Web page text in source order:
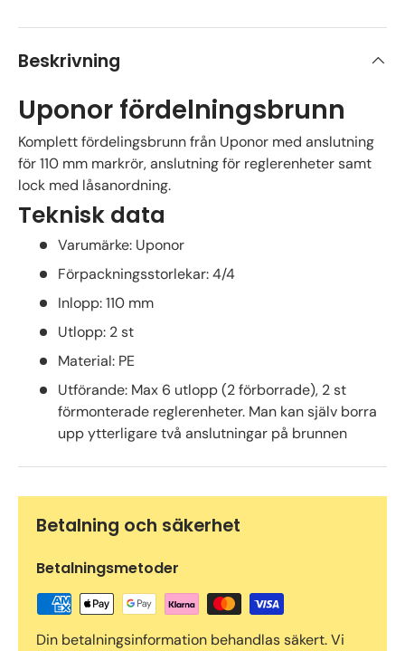
Beskrivning
Uponor fördelningsbrunn
Komplett fördelingsbrunn från Uponor med anslutning
för 110 mm markrör, anslutning för reglerenheter samt
lock med låsanordning.
Teknisk data
Varumärke: Uponor
Förpackningsstorlekar: 4/4
Inlopp: 110 mm
Utlopp: 2 st
Material: PE
Utförande: Max 6 utlopp (2 förborrade), 2 st
förmonterade reglerenheter. Man kan själv borra
upp ytterligare två anslutningar på brunnen
Betalning och säkerhet
Betalningsmetoder
Din betalningsinformation behandlas säkert. Vi